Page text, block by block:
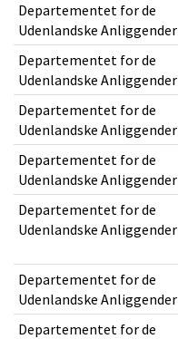
Departementet for de
Udenlandske Anliggender
Departementet for de
Udenlandske Anliggender
Departementet for de
Udenlandske Anliggender
Departementet for de
Udenlandske Anliggender
Departementet for de
Udenlandske Anliggender
Departementet for de
Udenlandske Anliggender
Departementet for de